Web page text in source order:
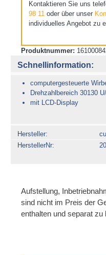
Kontaktieren Sie uns
98 11 oder über unser
individuelles Angebot zu
Produktnummer:
Schnellinformation:
computergesteuerte
Drehzahlbereich 30130
mit LCD-Display
Hersteller
HerstellerNr
Aufstellung,
sind nicht im Preis der
enthalten und separat zu